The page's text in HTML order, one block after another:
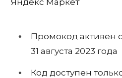
Промокод активен с
31 августа 2023 года
Код доступен